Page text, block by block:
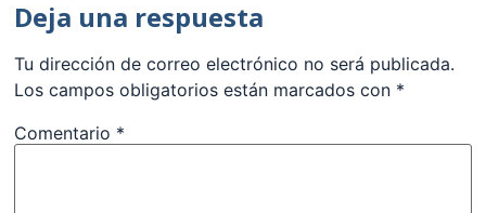
Deja una respuesta
Tu dirección de correo electrónico no será publicada.
Los campos obligatorios están marcados con *
Comentario *